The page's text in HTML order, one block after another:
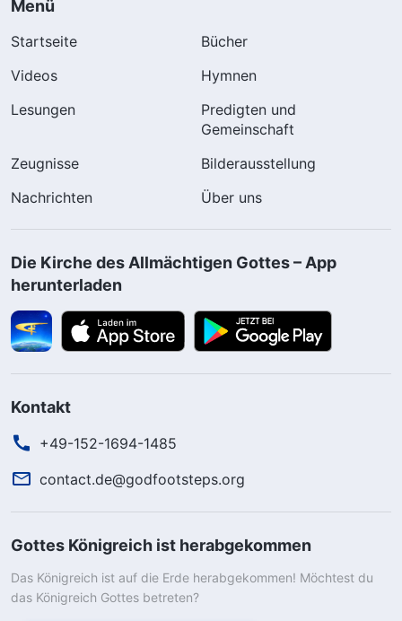
Menü
Startseite
Bücher
Videos
Hymnen
Lesungen
Predigten und
Gemeinschaft
Zeugnisse
Bilderausstellung
Nachrichten
Über uns
Die Kirche des Allmächtigen Gottes – App
herunterladen
Kontakt
+49-152-1694-1485
contact.de@godfootsteps.org
Gottes Königreich ist herabgekommen
Das Königreich ist auf die Erde herabgekommen! Möchtest du
das Königreich Gottes betreten?